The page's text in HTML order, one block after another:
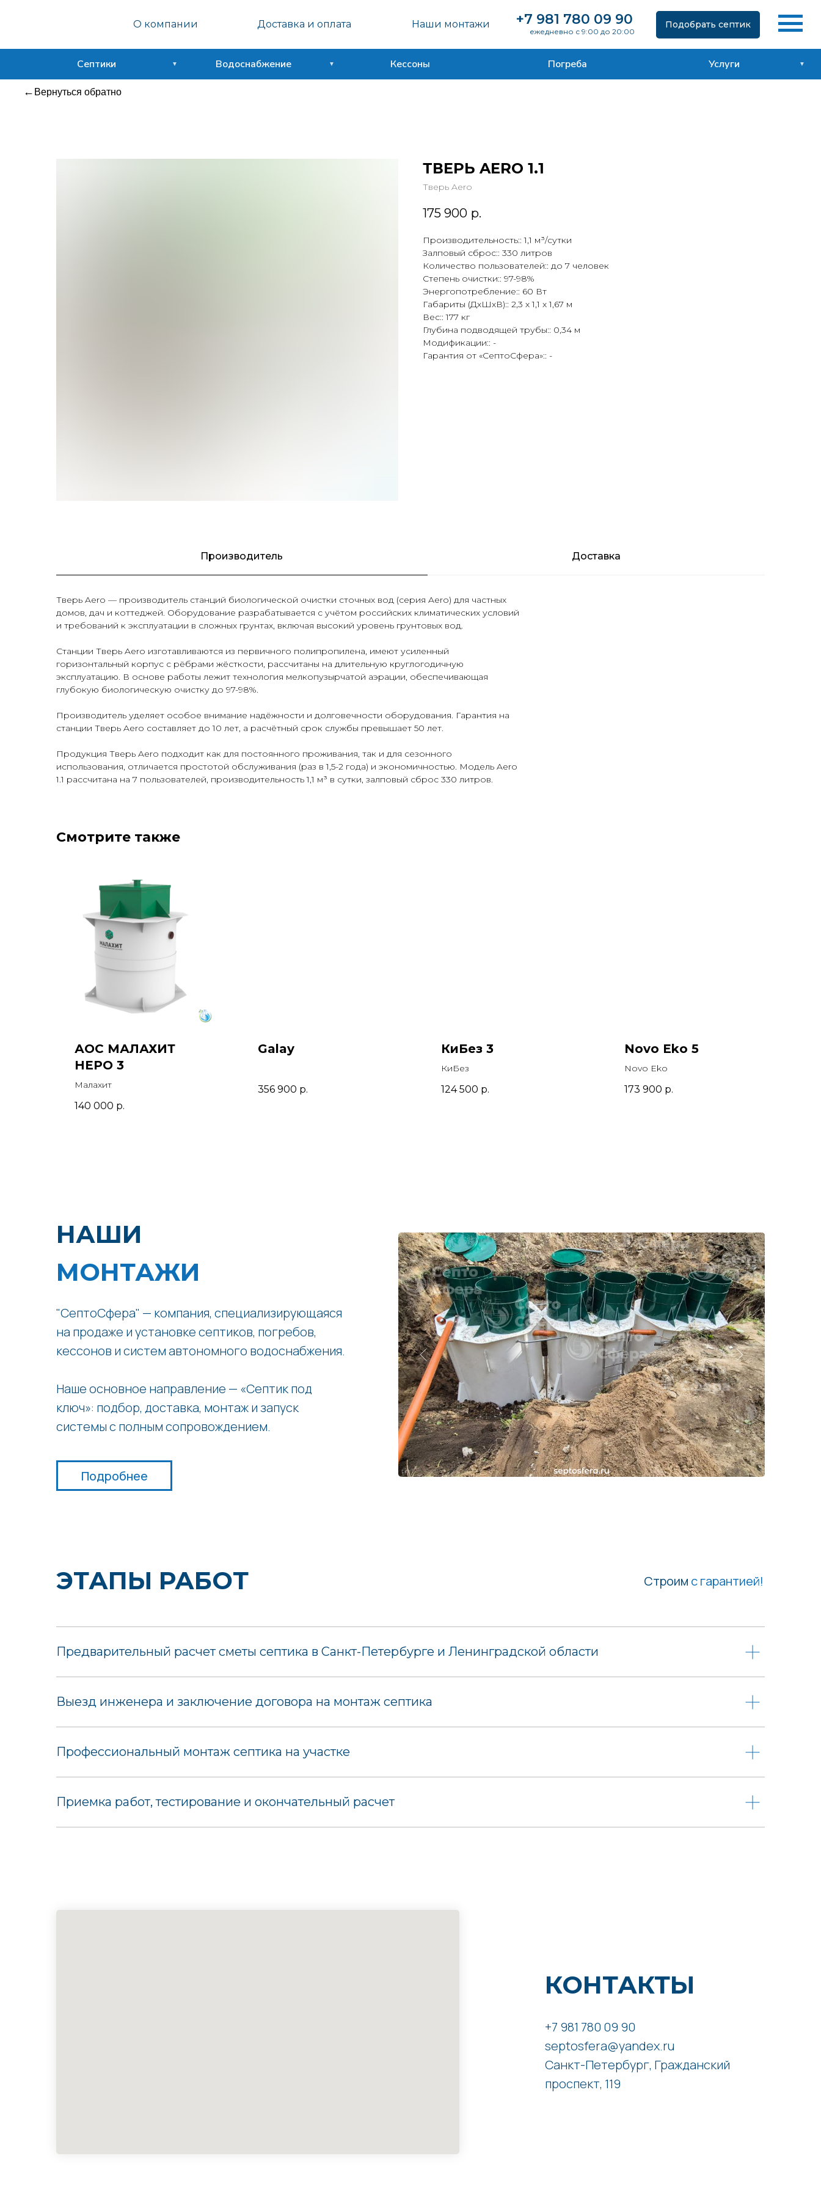
+7 981 780 09 90
ежедневно с 9:00 до 20:00
О компании Доставка и оплата Наши монтажи Подобрать септик
Септики Водоснабжение Кессоны Погреба Услуги
Вернуться обратно
ТВЕРЬ AERO 1.1
Тверь Aero
175 900 р.
Производительность:: 1,1 м³/сутки
Залповый сброс:: 330 литров
Количество пользователей:: до 7 человек
Степень очистки:: 97-98%
Энергопотребление:: 60 Вт
Габариты (ДхШхВ):: 2,3 х 1,1 х 1,67 м
Вес:: 177 кг
Глубина подводящей трубы:: 0,34 м
Модификации:: -
Гарантия от «СептоСфера»:: -
Производитель Доставка
Тверь Aero — производитель станций биологической очистки сточных вод (серия Aero) для частных
домов, дач и коттеджей. Оборудование разрабатывается с учётом российских климатических условий
и требований к эксплуатации в сложных грунтах, включая высокий уровень грунтовых вод.
Станции Тверь Aero изготавливаются из первичного полипропилена, имеют усиленный
горизонтальный корпус с рёбрами жёсткости, рассчитаны на длительную круглогодичную
эксплуатацию. В основе работы лежит технология мелкопузырчатой аэрации, обеспечивающая
глубокую биологическую очистку до 97-98%.
Производитель уделяет особое внимание надёжности и долговечности оборудования. Гарантия на
станции Тверь Aero составляет до 10 лет, а расчётный срок службы превышает 50 лет.
Продукция Тверь Aero подходит как для постоянного проживания, так и для сезонного
использования, отличается простотой обслуживания (раз в 1,5-2 года) и экономичностью. Модель Aero
1.1 рассчитана на 7 пользователей, производительность 1,1 м³ в сутки, залповый сброс 330 литров.
Смотрите также
АОС МАЛАХИТ
НЕРО 3
Малахит
140 000 р.
Galay
356 900 р.
КиБез 3
КиБез
124 500 р.
Novo Eko 5
Novo Eko
173 900 р.
НАШИ
МОНТАЖИ
"СептоСфера" — компания, специализирующаяся
на продаже и установке септиков, погребов,
кессонов и систем автономного водоснабжения.
Наше основное направление — «Септик под
ключ»: подбор, доставка, монтаж и запуск
системы с полным сопровождением.
Подробнее
ЭТАПЫ РАБОТ Строим с гарантией!
Предварительный расчет сметы септика в Санкт-Петербурге и Ленинградской области
Выезд инженера и заключение договора на монтаж септика
Профессиональный монтаж септика на участке
Приемка работ, тестирование и окончательный расчет
КОНТАКТЫ
+7 981 780 09 90
septosfera@yandex.ru
Санкт-Петербург, Гражданский
проспект, 119